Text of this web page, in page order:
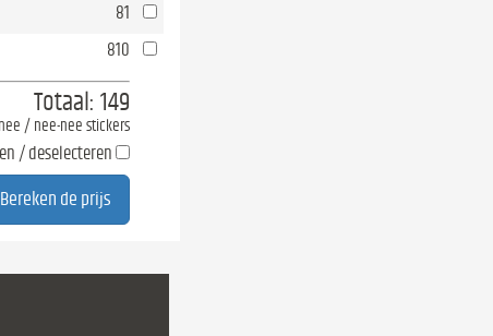
81
810
Totaal: 149
/ nee-nee stickers
/ deselecteren